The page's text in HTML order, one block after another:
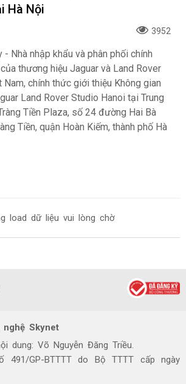
Hà Nội
3952
Nhà nhập khẩu và phân phối chính
thương hiệu Jaguar và Land Rover
chính thức giới thiệu Không gian
Land Rover Studio Hanoi tại Trung
Tiền Plaza, số 24 đường Hai Bà
Tiền, quận Hoàn Kiếm, thành phố Hà
load dữ liệu vui lòng chờ
Skynet
dung: Võ Nguyễn Đăng Triều.
491/GP-BTTTT do Bộ TTTT cấp ngày